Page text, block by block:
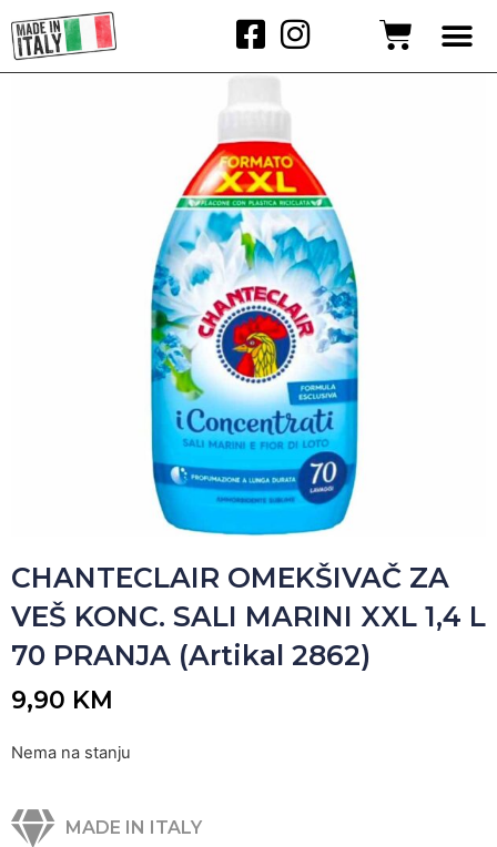
CHANTECLAIR OMEKŠIVAČ ZA
VEŠ KONC. SALI MARINI XXL 1,4 L
70 PRANJA (Artikal 2862)
9,90 KM
Nema na stanju
MADE IN ITALY